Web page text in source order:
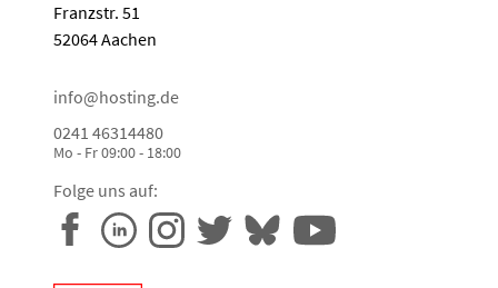
Franzstr. 51
52064 Aachen
info@hosting.de
0241 46314480
Mo - Fr 09:00 - 18:00
Folge uns auf: